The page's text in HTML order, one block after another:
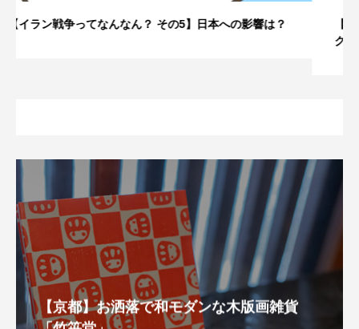
【イラン戦争ってなんなん？ その4】なぜこのタイミン
【京都】お洒落で和モダンな木版画雑貨